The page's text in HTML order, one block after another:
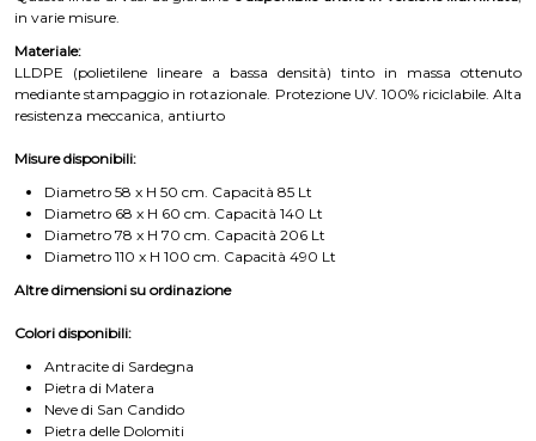
in varie misure.
Materiale:
LLDPE (polietilene lineare a bassa densità) tinto in massa ottenuto
mediante stampaggio in rotazionale. Protezione UV. 100% riciclabile. Alta
resistenza meccanica, antiurto
Misure disponibili:
Diametro 58 x H 50 cm. Capacità 85 Lt
Diametro 68 x H 60 cm. Capacità 140 Lt
Diametro 78 x H 70 cm. Capacità 206 Lt
Diametro 110 x H 100 cm. Capacità 490 Lt
Altre dimensioni su ordinazione
Colori disponibili:
Antracite di Sardegna
Pietra di Matera
Neve di San Candido
Pietra delle Dolomiti